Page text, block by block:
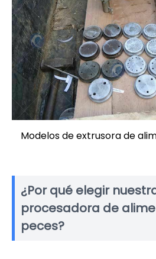
Modelos de extrusora de
¿Por qué elegir
procesadora de
peces?